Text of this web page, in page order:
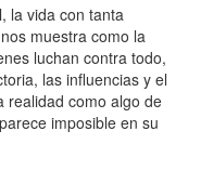
la vida con tanta
muestra como la
luchan contra todo,
las influencias y el
realidad como algo de
imposible en su